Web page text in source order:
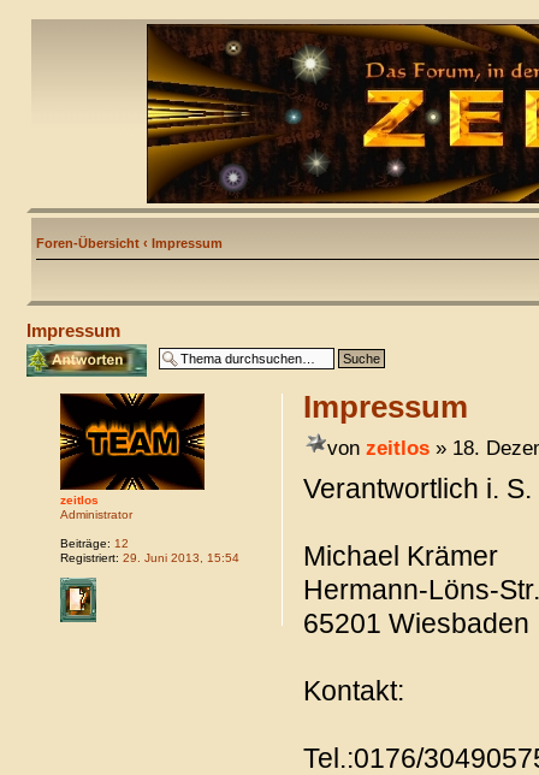
Foren-Übersicht ‹ Impressum
Impressum
Antwort erstellen
Impressum
von zeitlos» 18.
Verantwortlich i. S.
Michael Krämer
Hermann-Löns-
65201 Wiesbaden
Kontakt:
Tel.:0176/
zeitlos
Administrator
Beiträge: 12
Registriert: 29. Juni 2013, 15:54